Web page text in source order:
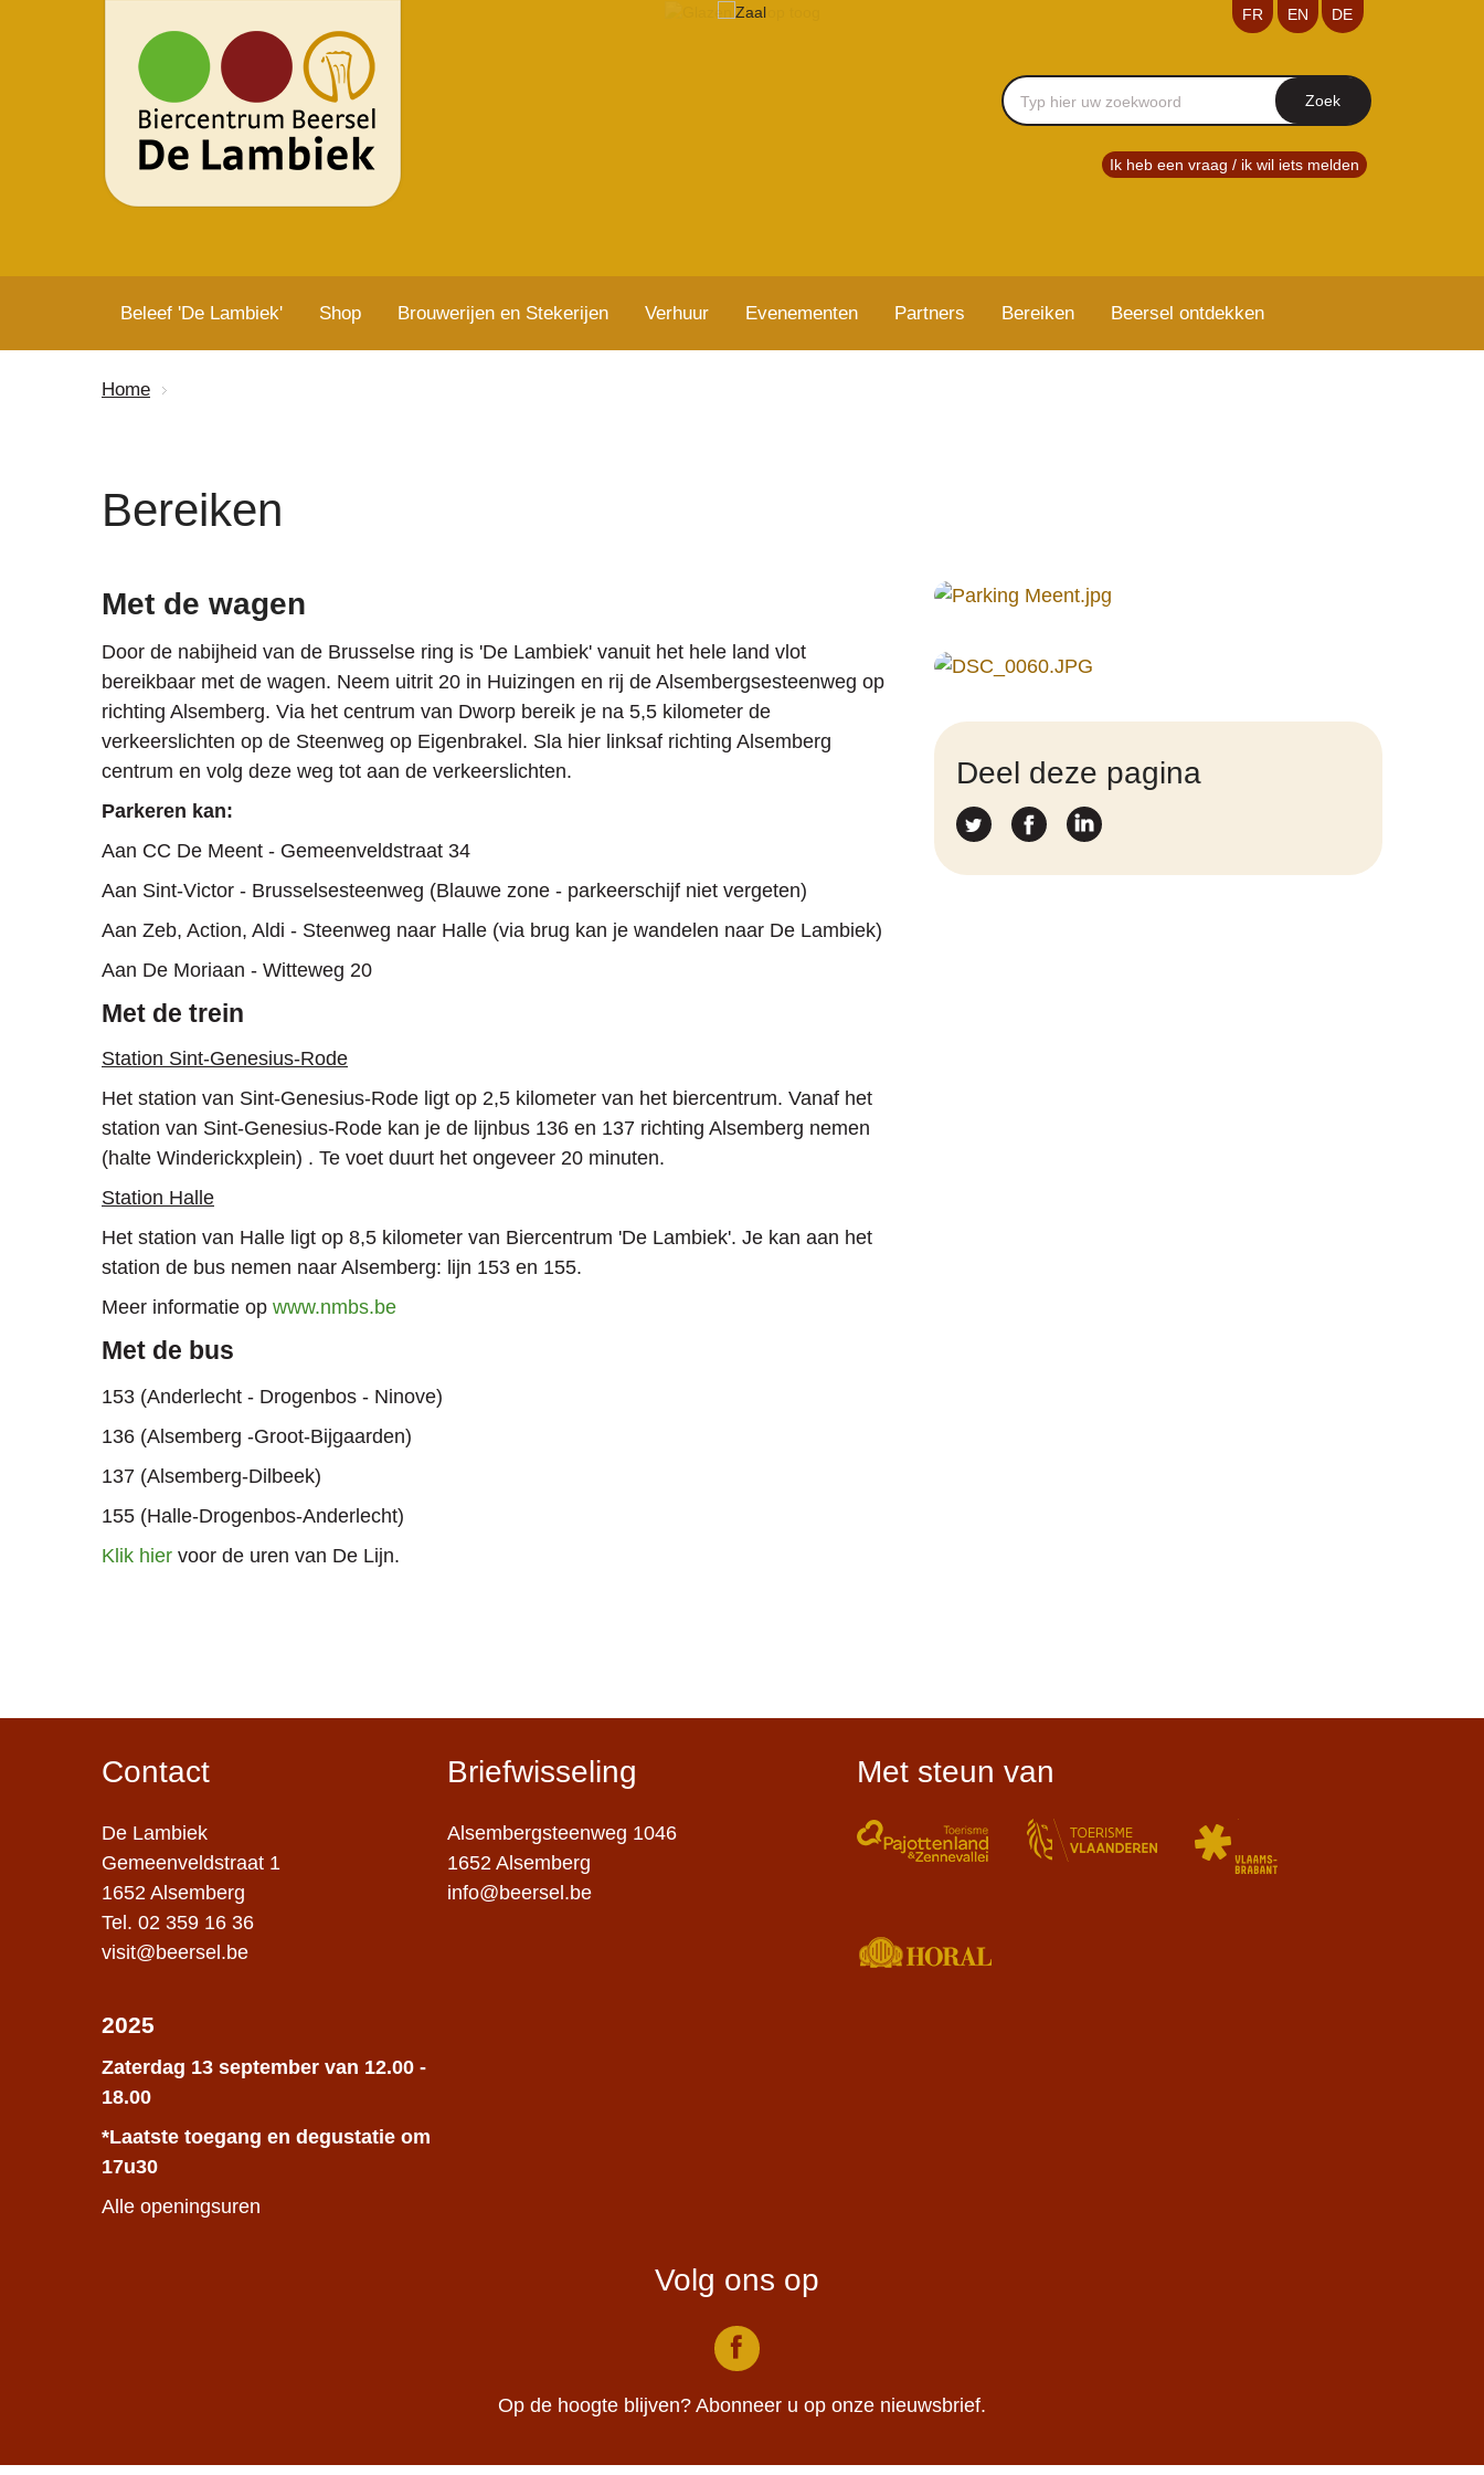
FR EN DE
Typ
Ik heb een vraag / ik wil iets melden
Beleef 'De Lambiek' Shop Brouwerijen en Stekerijen Verhuur Evenementen Partners Bereiken Beersel ontdekken
Home
Bereiken
Met de wagen
Door de nabijheid van de Brusselse ring is 'De Lambiek' vanuit het hele land vlot
bereikbaar met de wagen. Neem uitrit 20 in Huizingen en rij de Alsembergsesteenweg op
richting Alsemberg. Via het centrum van Dworp bereik je na 5,5 kilometer de
verkeerslichten op de Steenweg op Eigenbrakel. Sla hier linksaf richting Alsemberg
centrum en volg deze weg tot aan de verkeerslichten.
Parkeren kan:
Aan CC De Meent - Gemeenveldstraat 34
Aan Sint-Victor - Brusselsesteenweg (Blauwe zone - parkeerschijf niet vergeten)
Aan Zeb, Action, Aldi - Steenweg naar Halle (via brug kan je wandelen naar De Lambiek)
Aan De Moriaan - Witteweg 20
Met de trein
Station Sint-Genesius-Rode
Het station van Sint-Genesius-Rode ligt op 2,5 kilometer van het biercentrum. Vanaf het
station van Sint-Genesius-Rode kan je de lijnbus 136 en 137 richting Alsemberg nemen
(halte Winderickxplein) . Te voet duurt het ongeveer 20 minuten.
Station Halle
Het station van Halle ligt op 8,5 kilometer van Biercentrum 'De Lambiek'. Je kan aan het
station de bus nemen naar Alsemberg: lijn 153 en 155.
Meer informatie op www.nmbs.be
Met de bus
153 (Anderlecht - Drogenbos - Ninove)
136 (Alsemberg -Groot-Bijgaarden)
137 (Alsemberg-Dilbeek)
155 (Halle-Drogenbos-Anderlecht)
Klik hier voor de uren van De Lijn.
Deel deze pagina
Contact
De Lambiek
Gemeenveldstraat 1
1652 Alsemberg
Tel. 02 359 16 36
visit@beersel.be
2025
Zaterdag 13 september van 12.00 -
18.00
*Laatste toegang en degustatie om
17u30
Alle openingsuren
Briefwisseling
Alsembergsteenweg 1046
1652 Alsemberg
info@beersel.be
Met steun van
Volg ons op
facebook
Op de hoogte blijven? Abonneer u op onze nieuwsbrief.